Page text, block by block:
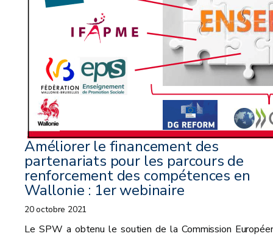
Améliorer le financement des
partenariats pour les parcours de
renforcement des compétences en
Wallonie : 1er webinaire
20 octobre 2021
Le SPW a obtenu le soutien de la Commission